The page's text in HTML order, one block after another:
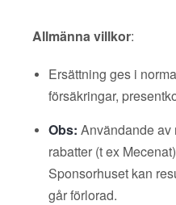
Allmänna villkor:
Ersättning ges i
försäkringar,
Obs: Användande av
rabatter (t ex
Sponsorhuset kan
går förlorad.